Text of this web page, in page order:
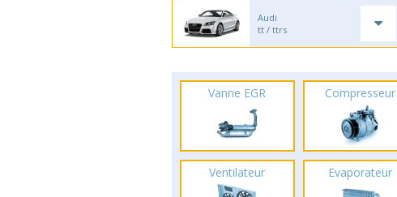
Audi
tt / ttrs
Vanne EGR Compresseur
Ventilateur Evaporateur